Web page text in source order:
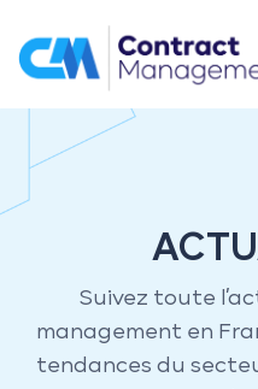
au
contenu
Suivez toute
management en
tendances du